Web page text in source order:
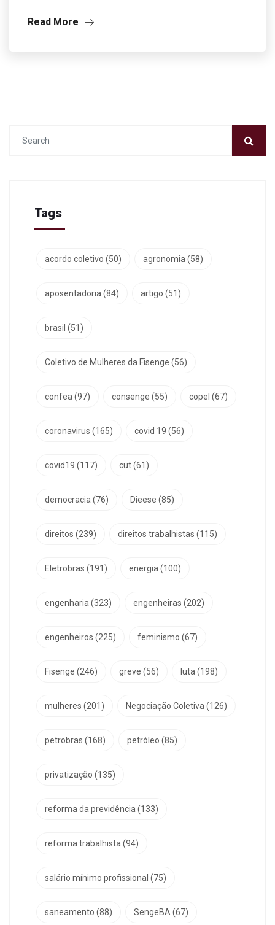
Read More
Tags
acordo coletivo (50) agronomia (58)
aposentadoria (84) artigo (51)
brasil (51)
Coletivo de Mulheres da Fisenge (56)
confea (97) consenge (55) copel (67)
coronavirus (165) covid 19 (56)
covid19 (117) cut(61)
democracia (76) Dieese (85)
direitos (239) direitos trabalhistas (115)
Eletrobras (191) energia (100)
engenharia (323) engenheiras (202)
engenheiros (225) feminismo (67)
Fisenge (246) greve (56) luta (198)
mulheres (201) Negociação Coletiva (126)
petrobras (168) petróleo (85)
privatização (135)
reforma da previdência (133)
reforma trabalhista (94)
salário mínimo profissional (75)
saneamento (88) SengeBA (67)